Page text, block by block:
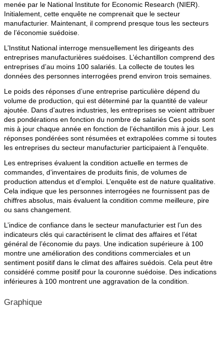
menée par le National Institute for Economic Research (NIER).
Initialement, cette enquête ne comprenait que le secteur
manufacturier. Maintenant, il comprend presque tous les secteurs
de l’économie suédoise.
L’Institut National interroge mensuellement les dirigeants des
entreprises manufacturières suédoises. L’échantillon comprend des
entreprises d’au moins 100 salariés. La collecte de toutes les
données des personnes interrogées prend environ trois semaines.
Le poids des réponses d’une entreprise particulière dépend du
volume de production, qui est déterminé par la quantité de valeur
ajoutée. Dans d’autres industries, les entreprises se voient attribuer
des pondérations en fonction du nombre de salariés Ces poids sont
mis à jour chaque année en fonction de l’échantillon mis à jour. Les
réponses pondérées sont résumées et extrapolées comme si toutes
les entreprises du secteur manufacturier participaient à l’enquête.
Les entreprises évaluent la condition actuelle en termes de
commandes, d’inventaires de produits finis, de volumes de
production attendus et d’emploi. L’enquête est de nature qualitative.
Cela indique que les personnes interrogées ne fournissent pas de
chiffres absolus, mais évaluent la condition comme meilleure, pire
ou sans changement.
L’indice de confiance dans le secteur manufacturier est l’un des
indicateurs clés qui caractérisent le climat des affaires et l’état
général de l’économie du pays. Une indication supérieure à 100
montre une amélioration des conditions commerciales et un
sentiment positif dans le climat des affaires suédois. Cela peut être
considéré comme positif pour la couronne suédoise. Des indications
inférieures à 100 montrent une aggravation de la condition.
Graphique